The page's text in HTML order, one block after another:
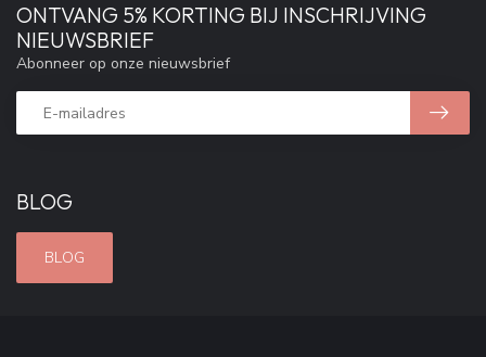
BLOG
BLOG
ONTVANG 5% KORTING BIJ INSCHRIJVING
NIEUWSBRIEF
Abonneer op onze nieuwsbrief